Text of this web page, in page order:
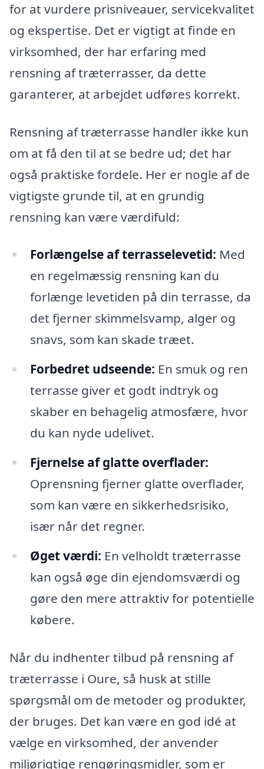
for at vurdere prisniveauer, servicekvalitet
og ekspertise. Det er vigtigt at finde en
virksomhed, der har erfaring med
rensning af træterrasser, da dette
garanterer, at arbejdet udføres korrekt.
Rensning af træterrasse handler ikke kun
om at få den til at se bedre ud; det har
også praktiske fordele. Her er nogle af de
vigtigste grunde til, at en grundig
rensning kan være værdifuld:
Forlængelse af terrasselevetid: Med
en regelmæssig rensning kan du
forlænge levetiden på din terrasse, da
det fjerner skimmelsvamp, alger og
snavs, som kan skade træet.
Forbedret udseende: En smuk og ren
terrasse giver et godt indtryk og
skaber en behagelig atmosfære, hvor
du kan nyde udelivet.
Fjernelse af glatte overflader:
Oprensning fjerner glatte overflader,
som kan være en sikkerhedsrisiko,
især når det regner.
Øget værdi: En velholdt træterrasse
kan også øge din ejendomsværdi og
gøre den mere attraktiv for potentielle
købere.
Når du indhenter tilbud på rensning af
træterrasse i Oure, så husk at stille
spørgsmål om de metoder og produkter,
der bruges. Det kan være en god idé at
vælge en virksomhed, der anvender
miljørigtige rengøringsmidler, som er